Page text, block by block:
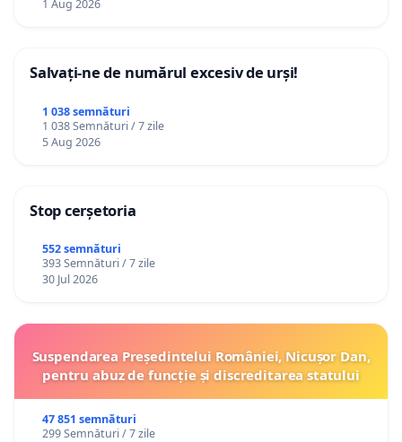
1 Aug 2026
Salvați-ne de numărul excesiv de urși!
1 038 semnături
1 038 Semnături / 7 zile
5 Aug 2026
Stop cerșetoria
552 semnături
393 Semnături / 7 zile
30 Jul 2026
Suspendarea Președintelui României, Nicușor Dan,
pentru abuz de funcție și discreditarea statului
47 851 semnături
299 Semnături / 7 zile